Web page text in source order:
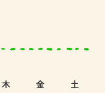
木 金 土